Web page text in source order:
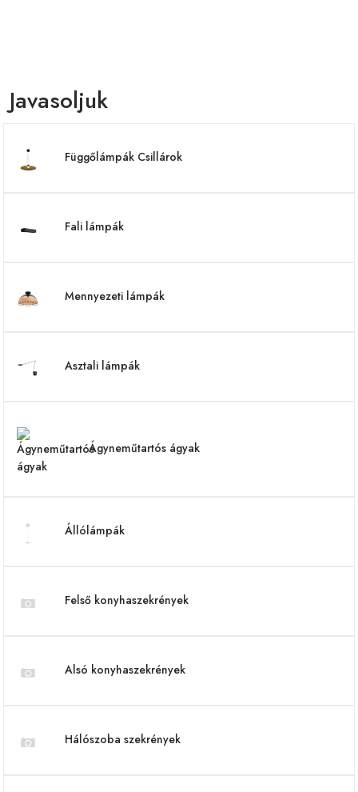
Javasoljuk
Függőlámpák Csillárok
Fali lámpák
Mennyezeti lámpák
Asztali lámpák
Ágyneműtartós ágyak
Állólámpák
Felső konyhaszekrények
Alsó konyhaszekrények
Hálószoba szekrények